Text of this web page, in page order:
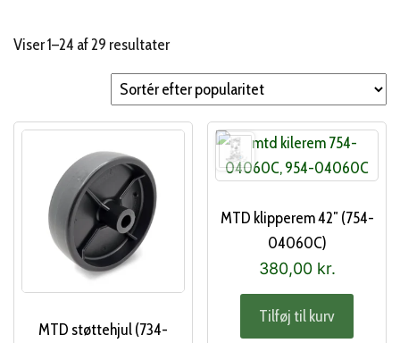
Viser 1–24 af 29 resultaterSorteret
efter
popularitet
MTD støttehjul (734-
MTD klipperem 42″ (754-
04060C)
380,00 kr.
Tilføj til kurv